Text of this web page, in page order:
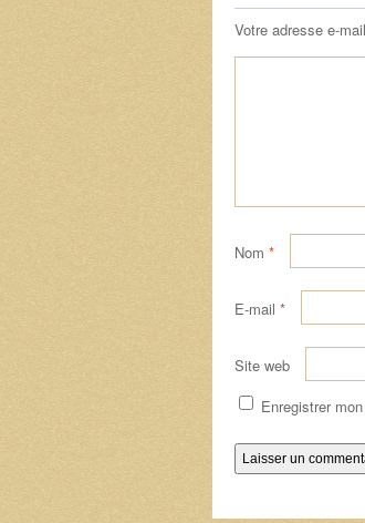
Votre adresse e-
Nom *
E-mail *
Site web
Enregistrer